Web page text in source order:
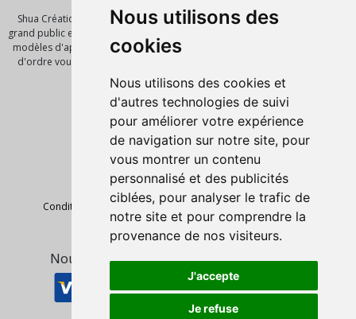
Nous utilisons des
cookies
Nous utilisons des cookies et
d'autres technologies de suivi
pour améliorer votre expérience
de navigation sur notre site, pour
vous montrer un contenu
personnalisé et des publicités
ciblées, pour analyser le trafic de
notre site et pour comprendre la
provenance de nos visiteurs.
J'accepte
Je refuse
Shua Création est un éditeur de logiciel et de solution innovante pour le
grand public et les entreprises. Nous vous proposont de nombreux scripts,
modèles d'application, template pour vos futures réalisations. Notre mot
d'ordre vous faire gagner un temps précieux avec des outils de qualité.
Pages
Accueil
Nos produits
Script PHP
Informations légales
Mentions Légales
Politique de confidentialité
Condition Générale de Ventes
Condition Générale de Ventes Hebergement de site internet
Suivez-nous
Nous acceptons les moyens de paiement